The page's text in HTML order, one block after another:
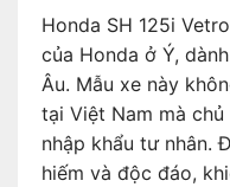
Honda SH 125i
của Honda ở Ý,
Âu. Mẫu xe này
tại Việt Nam mà
nhập khẩu tư nhân.
hiếm và độc đáo,